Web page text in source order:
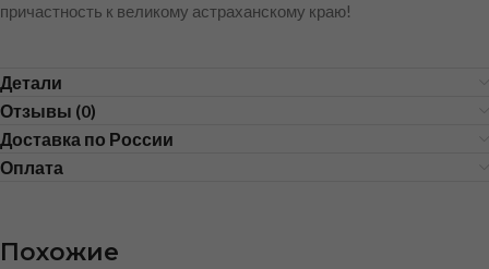
причастность к великому астраханскому краю!
Детали
Отзывы (0)
Доставка по России
Оплата
Похожие